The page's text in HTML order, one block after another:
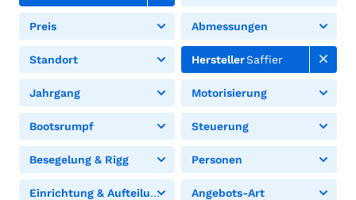
Preis Abmessungen
Standort HerstellerSaffier
Jahrgang Motorisierung
Bootsrumpf Steuerung
Besegelung & Rigg Personen
Einrichtung & Aufteilung Angebots-Art